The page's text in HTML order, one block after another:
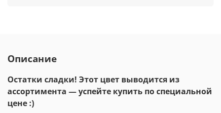
Описание
Остатки сладки! Этот цвет выводится из
ассортимента — успейте купить по специальной
цене :)